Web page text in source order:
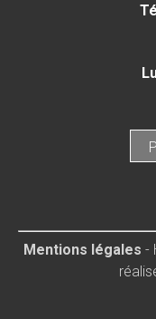
Mentions légales -